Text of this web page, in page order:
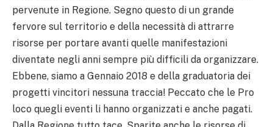
pervenute in Regione. Segno questo di un grande
fervore sul territorio e della necessità di attrarre
risorse per portare avanti quelle manifestazioni
diventate negli anni sempre più difficili da organizzare.
Ebbene, siamo a Gennaio 2018 e della graduatoria dei
progetti vincitori nessuna traccia! Peccato che le Pro
loco quegli eventi li hanno organizzati e anche pagati.